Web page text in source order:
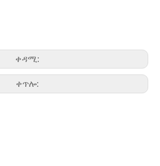
ቀዳሚ:
ቀጥሎ: